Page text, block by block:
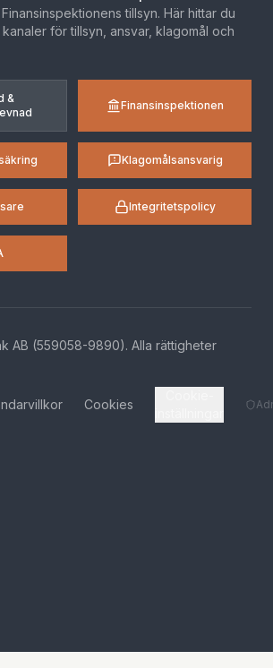
tillsyn. Här hittar du
för tillsyn, ansvar, klagomål och
&
Finansinspektionen
Klagomålsansvarig
Integritetspolicy
AB (559058-9890). Alla rättigheter
Cookies